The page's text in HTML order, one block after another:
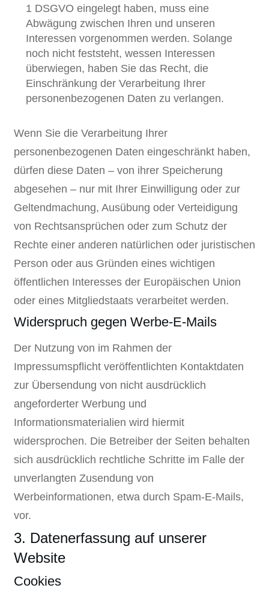
1 DSGVO eingelegt haben, muss eine
Abwägung zwischen Ihren und unseren
Interessen vorgenommen werden. Solange
noch nicht feststeht, wessen Interessen
überwiegen, haben Sie das Recht, die
Einschränkung der Verarbeitung Ihrer
personenbezogenen Daten zu verlangen.
Wenn Sie die Verarbeitung Ihrer
personenbezogenen Daten eingeschränkt haben,
dürfen diese Daten – von ihrer Speicherung
abgesehen – nur mit Ihrer Einwilligung oder zur
Geltendmachung, Ausübung oder Verteidigung
von Rechtsansprüchen oder zum Schutz der
Rechte einer anderen natürlichen oder juristischen
Person oder aus Gründen eines wichtigen
öffentlichen Interesses der Europäischen Union
oder eines Mitgliedstaats verarbeitet werden.
Widerspruch gegen Werbe-E-Mails
Der Nutzung von im Rahmen der
Impressumspflicht veröffentlichten Kontaktdaten
zur Übersendung von nicht ausdrücklich
angeforderter Werbung und
Informationsmaterialien wird hiermit
widersprochen. Die Betreiber der Seiten behalten
sich ausdrücklich rechtliche Schritte im Falle der
unverlangten Zusendung von
Werbeinformationen, etwa durch Spam-E-Mails,
vor.
3. Datenerfassung auf unserer
Website
Cookies